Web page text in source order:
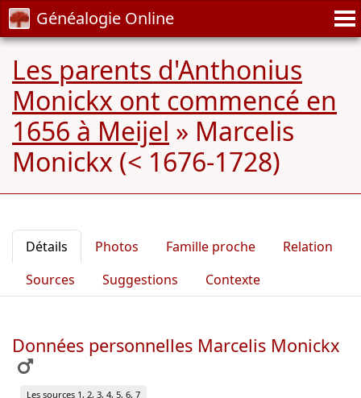
Généalogie Online
Les parents d'Anthonius
Monickx ont commencé en
1656 à Meijel » Marcelis
Monickx (< 1676-1728)
Détails Photos Famille proche
Relation
Sources
Suggestions Contexte
Données personnelles Marcelis Monickx
Les sources 1, 2, 3, 4, 5, 6, 7